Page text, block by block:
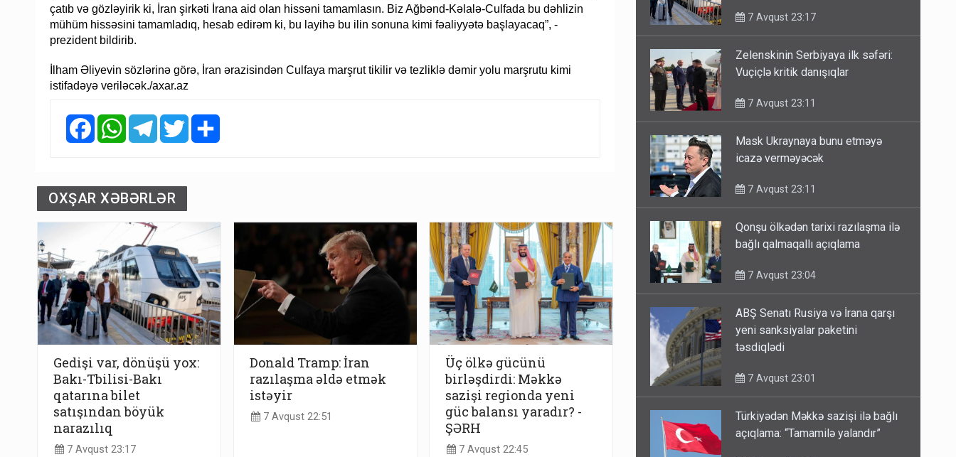
çatıb və gözləyirik ki, İran şirkəti İrana aid olan hissəni tamamlasın. Biz Ağbənd-Kəlalə-Culfada bu dəhlizin
mühüm hissəsini tamamladıq, hesab edirəm ki, bu layihə bu ilin sonuna kimi fəaliyyətə başlayacaq”, -
prezident bildirib.
İlham Əliyevin sözlərinə görə, İran ərazisindən Culfaya marşrut tikilir və tezliklə dəmir yolu marşrutu kimi
istifadəyə veriləcək./axar.az
FacebookWhatsAppTelegramTwitter
OXŞAR XƏBƏRLƏR
Gedişi var, dönüşü yox:
Bakı-Tbilisi-Bakı
qatarına bilet
satışından böyük
narazılıq
7 Avqust 23:17
Donald Tramp: İran
razılaşma əldə etmək
istəyir
7 Avqust 22:51
Üç ölkə gücünü
birləşdirdi: Məkkə
sazişi regionda yeni
güc balansı yaradır? -
ŞƏRH
7 Avqust 22:45
7 Avqust 23:17
Zelenskinin Serbiyaya ilk səfəri:
Vuçiçlə kritik danışıqlar
7 Avqust 23:11
Mask Ukraynaya bunu etməyə
icazə verməyəcək
7 Avqust 23:11
Qonşu ölkədən tarixi razılaşma ilə
bağlı qalmaqallı açıqlama
7 Avqust 23:04
ABŞ Senatı Rusiya və İrana qarşı
yeni sanksiyalar paketini
təsdiqlədi
7 Avqust 23:01
Türkiyədən Məkkə sazişi ilə bağlı
açıqlama: “Tamamilə yalandır”